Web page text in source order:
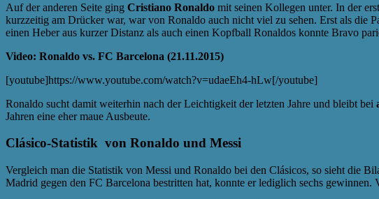
Auf der anderen Seite ging Cristiano Ronaldo mit seinen Kollegen unter. In der
kurzzeitig am Drücker war, war von Ronaldo auch nicht viel zu sehen. Erst als die
einen Heber aus kurzer Distanz als auch einen Kopfball Ronaldos konnte Bravo
Video: Ronaldo vs. FC Barcelona (21.11.2015)
[youtube]https://www.youtube.com/watch?v=udaeEh4-hLw[/youtube]
Ronaldo sucht damit weiterhin nach der Leichtigkeit der letzten Jahre und bleibt bei
Jahren eine eher maue Ausbeute.
Clásico-Statistik von Ronaldo und Messi
Vergleich man die Statistik von Messi und Ronaldo bei den Clásicos, so sieht die
Madrid gegen den FC Barcelona bestritten hat, konnte er lediglich sechs